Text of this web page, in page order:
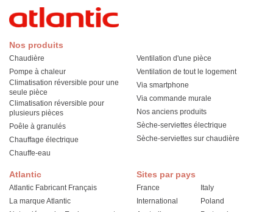
Atlantic
Atlantic Fabricant Français
La marque Atlantic
Nos produits
Chaudière
Pompe à chaleur
Climatisation réversible pour une
seule pièce
Climatisation réversible pour
plusieurs pièces
Poêle à granulés
Chauffage électrique
Chauffe-eau
Ventilation d'une pièce
Ventilation de tout le logement
Via smartphone
Via commande murale
Nos anciens produits
Sèche-serviettes électrique
Sèche-serviettes sur chaudière
Sites par pays
France
International
Italy
Poland